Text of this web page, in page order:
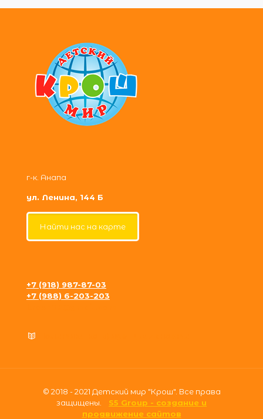
г-к. Анапа
ул. Ленина, 144 Б
Найти нас на карте
+7 (918) 987-87-03
+7 (988) 6-203-203
© 2018 - 2021 Детский мир "Крош". Все права
защищены. S5 Group - создание и
продвижение сайтов